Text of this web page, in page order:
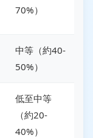
70%）
中等（約40-
50%）
低至中等
（約20-
40%）